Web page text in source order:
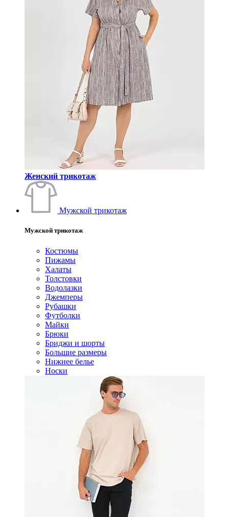
Женский трикотаж
Мужской трикотаж
Мужской трикотаж
Костюмы
Пижамы
Халаты
Толстовки
Водолазки
Джемперы
Рубашки
Футболки
Майки
Брюки
Бриджи и шорты
Большие размеры
Нижнее белье
Носки